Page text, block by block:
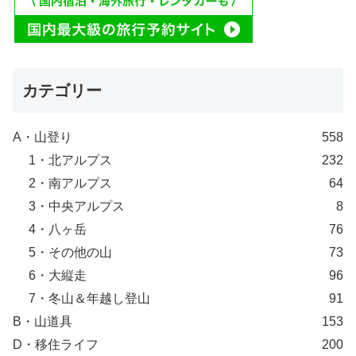
カテゴリー
A・山登り
558
1・北アルプス
232
2・南アルプス
64
3・中央アルプス
8
4・八ヶ岳
76
5・その他の山
73
6・大縦走
96
7・冬山＆年越し登山
91
B・山道具
153
D・移住ライフ
200